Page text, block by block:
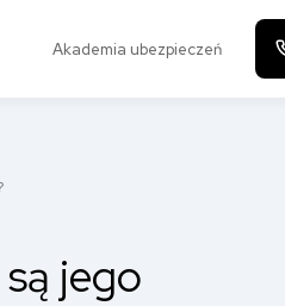
Akademia ubezpieczeń
jego